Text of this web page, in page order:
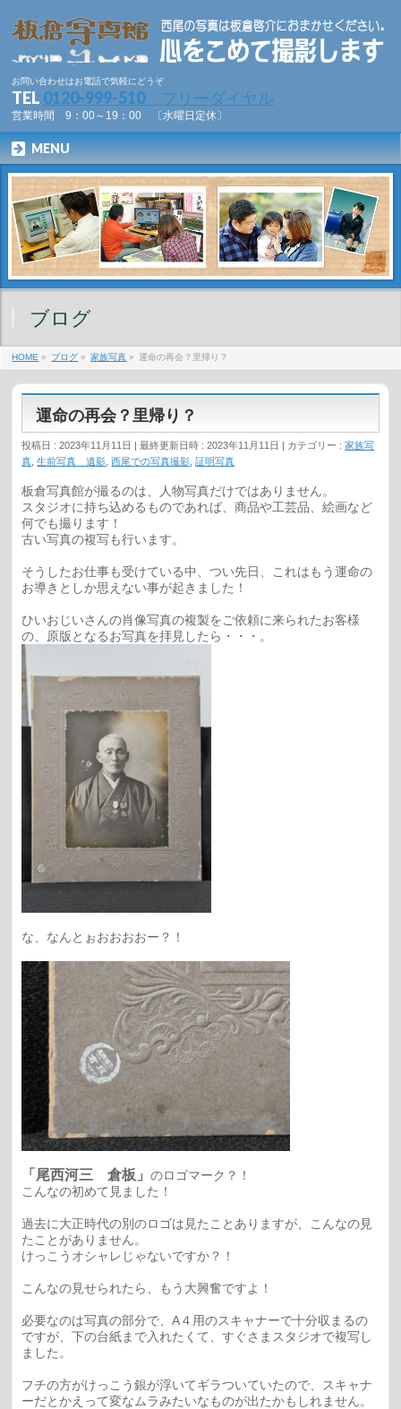
お問い合わせはお電話で気軽にどうぞ
TEL 0120-999-510 フリーダイヤル
営業時間 9：00～19：00 〔水曜日定休〕
MENU
ブログ
HOME » ブログ » 家族写真 » 運命の再会？里帰り？
運命の再会？里帰り？
投稿日 : 2023年11月11日 最終更新日時 : 2023年11月11日 カテゴリー :家族写
真 ,生前写真 遺影 ,西尾での写真撮影 ,証明写真
板倉写真館が撮るのは、人物写真だけではありません。
スタジオに持ち込めるものであれば、商品や工芸品、絵画など
何でも撮ります！
古い写真の複写も行います。
そうしたお仕事も受けている中、つい先日、これはもう運命の
お導きとしか思えない事が起きました！
ひいおじいさんの肖像写真の複製をご依頼に来られたお客様
の、原版となるお写真を拝見したら・・・。
な、なんとぉおおおおー？！
「尾西河三 倉板」のロゴマーク？！
こんなの初めて見ました！
過去に大正時代の別のロゴは見たことありますが、こんなの見
たことがありません。
けっこうオシャレじゃないですか？！
こんなの見せられたら、もう大興奮ですよ！
必要なのは写真の部分で、A４用のスキャナーで十分収まるの
ですが、下の台紙まで入れたくて、すぐさまスタジオで複写し
ました。
フチの方がけっこう銀が浮いてギラついていたので、スキャナ
ーだとかえって変なムラみたいなものが出たかもしれません。